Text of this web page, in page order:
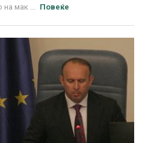
мак ...
Повеќе